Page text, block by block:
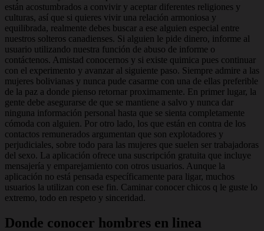
están acostumbrados a convivir y aceptar diferentes religiones y
culturas, así que si quieres vivir una relación armoniosa y
equilibrada, realmente debes buscar a ese alguien especial entre
nuestros solteros canadienses. Si alguien le pide dinero, informe al
usuario utilizando nuestra función de abuso de informe o
contáctenos. Amistad conocernos y si existe quimica pues continuar
con el experimento y avanzar al siguiente paso. Siempre admire a las
mujeres bolivianas y nunca pude casarme con una de ellas preferible
de la paz a donde pienso retornar proximamente. En primer lugar, la
gente debe asegurarse de que se mantiene a salvo y nunca dar
ninguna información personal hasta que se sienta completamente
cómoda con alguien. Por otro lado, los que están en contra de los
contactos remunerados argumentan que son explotadores y
perjudiciales, sobre todo para las mujeres que suelen ser trabajadoras
del sexo. La aplicación ofrece una suscripción gratuita que incluye
mensajería y emparejamiento con otros usuarios. Aunque la
aplicación no está pensada específicamente para ligar, muchos
usuarios la utilizan con ese fin. Caminar conocer chicos q le guste lo
extremo, todo en respeto y sinceridad.
Donde conocer hombres en linea